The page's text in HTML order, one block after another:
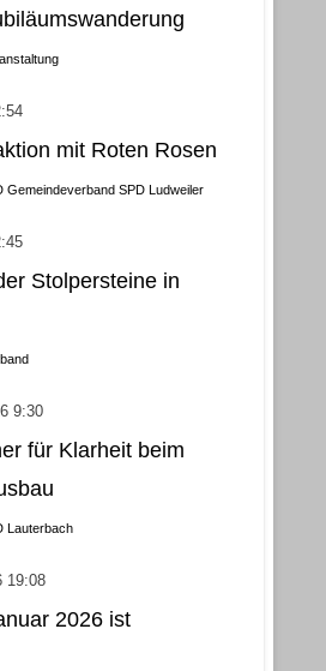
mit Roten Rosen
Gemeindeverband SPD Ludweiler
Stolpersteine in
9:30
für Klarheit beim
Lauterbach
19:08
2026 ist